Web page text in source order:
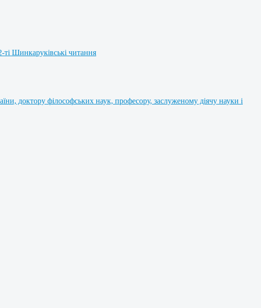
Шинкаруківські читання
доктору філософських наук, професору, заслуженому діячу науки і